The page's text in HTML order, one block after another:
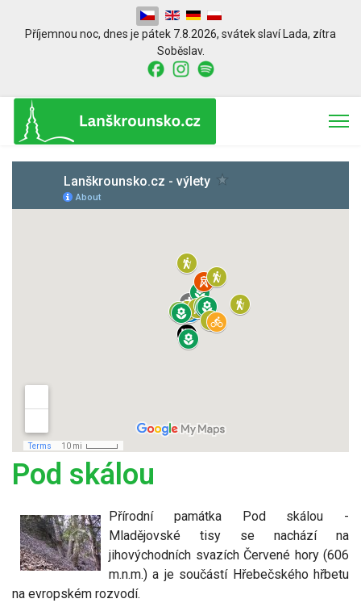
Zvolte jazyk
Příjemnou noc, dnes je pátek 7.8.2026, svátek slaví Lada, zítra
Soběslav.
Pod skálou
Přírodní památka Pod skálou -
Mladějovské tisy se nachází na
jihovýchodních svazích Červené hory (606
m.n.m.) a je součástí Hřebečského hřbetu
na evropském rozvodí.